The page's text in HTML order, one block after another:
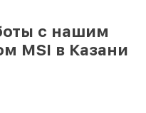
с нашим
MSI в Казани